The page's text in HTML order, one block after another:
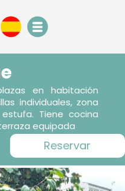
en habitación
individuales, zona
Tiene cocina
equipada
Reservar